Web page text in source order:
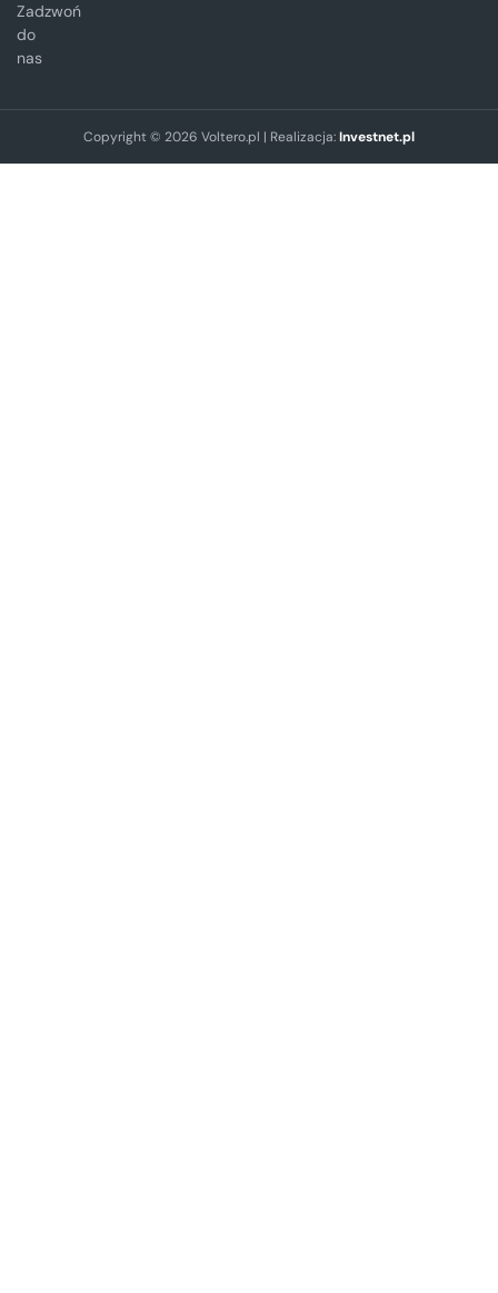
Zadzwoń
do
nas
Copyright © 2026 Voltero.pl | Realizacja:Investnet.pl